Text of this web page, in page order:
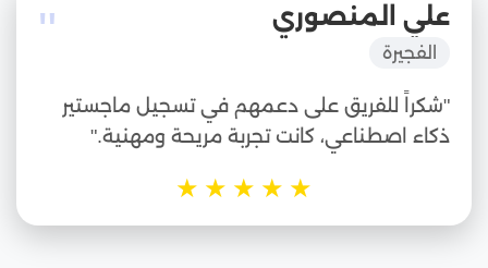
" علي المنصوري
الفجيرة
"شكراً للفريق على دعمهم في تسجيل ماجستير
ذكاء اصطناعي، كانت تجربة مريحة ومهنية."
★
★
★
★
★